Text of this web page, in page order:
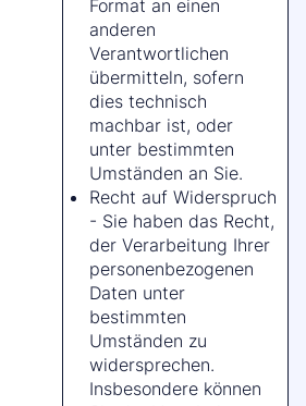
Format an einen
anderen
Verantwortlichen
übermitteln, sofern
dies technisch
machbar ist, oder
unter bestimmten
Umständen an Sie.
Recht auf Widerspruch
- Sie haben das Recht,
der Verarbeitung Ihrer
personenbezogenen
Daten unter
bestimmten
Umständen zu
widersprechen.
Insbesondere können